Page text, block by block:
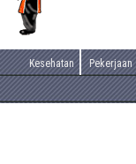
Kesehatan Pekerjaan